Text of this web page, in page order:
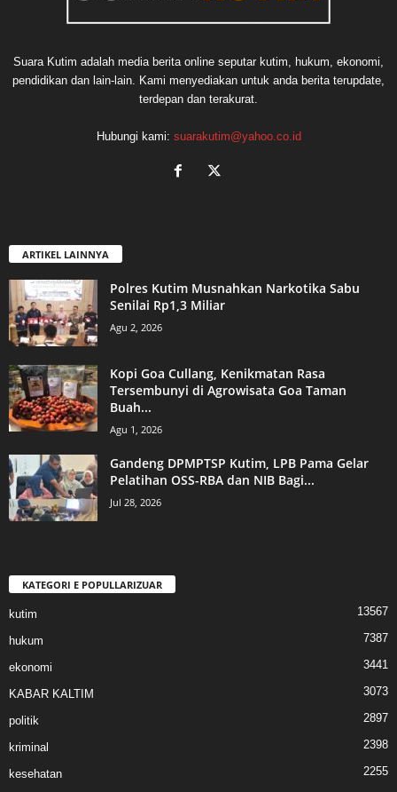
Suara Kutim adalah media berita online seputar kutim, hukum, ekonomi,
pendidikan dan lain-lain. Kami menyediakan untuk anda berita terupdate,
terdepan dan terakurat.
Hubungi kami: suarakutim@yahoo.co.id
ARTIKEL LAINNYA
Polres Kutim Musnahkan Narkotika Sabu
Senilai Rp1,3 Miliar
Agu 2, 2026
Kopi Goa Cullang, Kenikmatan Rasa
Tersembunyi di Agrowisata Goa Taman
Buah...
Agu 1, 2026
Gandeng DPMPTSP Kutim, LPB Pama Gelar
Pelatihan OSS-RBA dan NIB Bagi...
Jul 28, 2026
KATEGORI E POPULLARIZUAR
kutim 13567
hukum 7387
ekonomi 3441
KABAR KALTIM 3073
politik 2897
kriminal 2398
kesehatan 2255